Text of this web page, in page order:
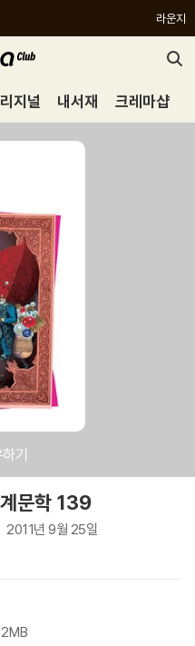
라운지
지널 내서재 크레마샵
기
문학 139
2011년 9월 25일